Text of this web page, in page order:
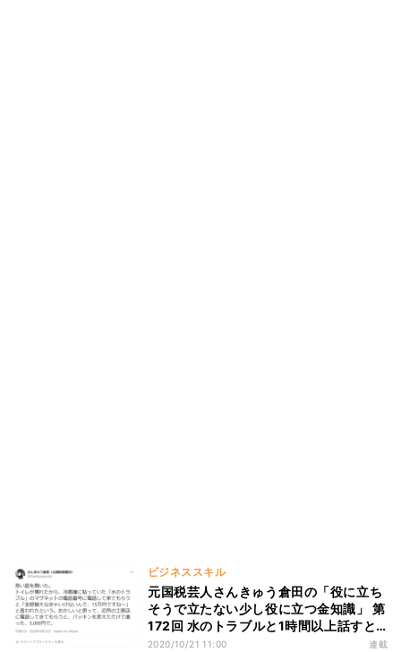
ビジネススキル
元国税芸人さんきゅう倉田の「役に立ち
そうで立たない少し役に立つ金知識」 第
172回 水のトラブルと1時間以上話すと
きはグループワーク
2020/10/21 11:00 連載